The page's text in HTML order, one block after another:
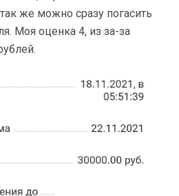
же можно сразу погасить
Моя оценка 4, из за-за